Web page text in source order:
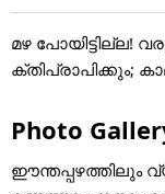
മഴ പോയിട്ടില്ല!
ക്തിപ്രാപിക്കും;
Photo
ഈന്തപ്പഴത്തിലും